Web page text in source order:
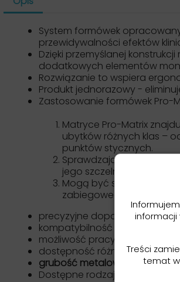
System formówek
przewidywalności efektów
Dzięki przemyślanej
dodatkowych elementów
Rozwiązanie to wspiera
Produkt jednorazowy -
Zastosowanie formówek Pro-
Matryce Pro-Matrix
ubytków różnych klas –
punktów stycznych.
Sprawdzają się w pracy
jego szczelności.
Mogą być stosowane
zabiegowego.
precyzyjne dopasowanie do
kompatybilność z
możliwość pracy zarówno w
dostępność różnych
grubość metalowego paska
Dostępne rodzaje formówek:
informacji
Treści
temat